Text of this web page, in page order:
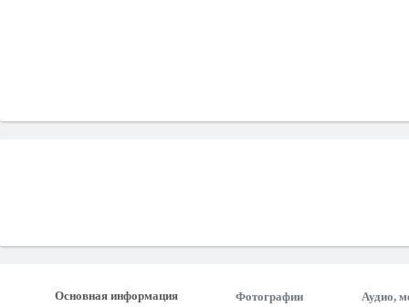
Основная информация Фотографии Аудио,